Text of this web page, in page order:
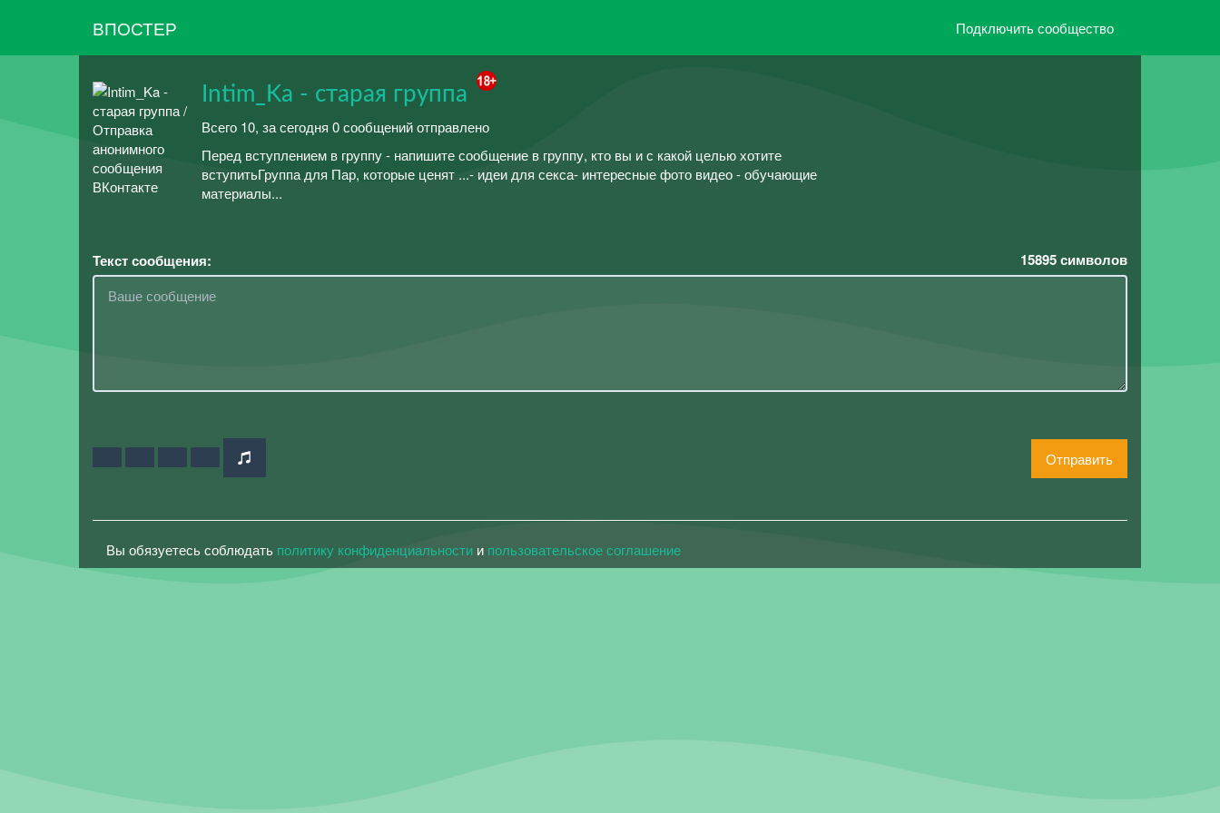
ВПОСТЕР Подключить сообщество
Intim_Ka - старая группа
Всего 10, за сегодня 0 сообщений отправлено
Перед вступлением в группу - напишите сообщение в группу, кто вы и с какой целью хотите
вступитьГруппа для Пар, которые ценят ...- идеи для секса- интересные фото видео - обучающие
материалы...
Текст сообщения: 15895символов
Отправить
Вы обязуетесь соблюдать политику конфиденциальности и пользовательское соглашение